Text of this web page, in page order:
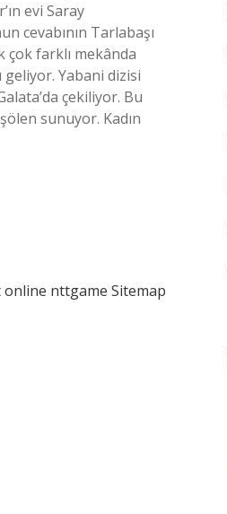
evi Saray
cevabının Tarlabaşı
çok farklı mekânda
geliyor. Yabani dizisi
çekiliyor. Bu
sunuyor. Kadın
nttgame Sitemap